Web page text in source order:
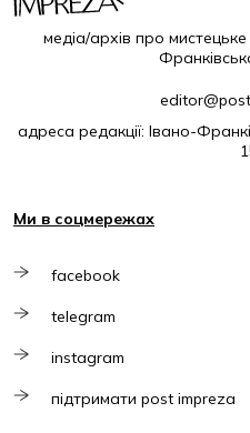
медіа/архів про
адреса редакції: Івано-
Ми в соцмережах
facebook
telegram
instagram
підтримати post impreza